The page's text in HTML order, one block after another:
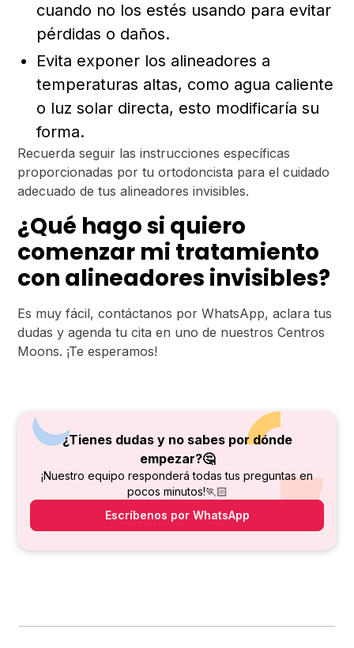
cuando no los estés usando para evitar
pérdidas o daños.
Evita exponer los alineadores a
temperaturas altas, como agua caliente
o luz solar directa, esto modificaría su
forma.
Recuerda seguir las instrucciones específicas
proporcionadas por tu ortodoncista para el cuidado
adecuado de tus alineadores invisibles.
¿Qué hago si quiero
comenzar mi tratamiento
con alineadores invisibles?
Es muy fácil, contáctanos por WhatsApp, aclara tus
dudas y agenda tu cita en uno de nuestros Centros
Moons. ¡Te esperamos!
¿Tienes dudas y no sabes por dónde
empezar?🤔
¡Nuestro equipo responderá todas tus preguntas en
pocos minutos!🏃🏻
Escríbenos por WhatsApp